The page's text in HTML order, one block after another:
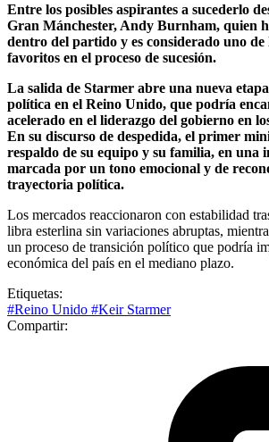
Entre los posibles aspirantes a sucederlo
Gran Mánchester, Andy Burnham, quien
dentro del partido y es considerado uno de
favoritos en el proceso de sucesión.
La salida de Starmer abre una nueva
política en el Reino Unido, que podría
acelerado en el liderazgo del gobierno en
En su discurso de despedida, el primer
respaldo de su equipo y su familia, en una
marcada por un tono emocional y de
trayectoria política.
Los mercados reaccionaron con estabilidad
libra esterlina sin variaciones abruptas,
un proceso de transición político que podría
económica del país en el mediano plazo.
Etiquetas:
#Reino Unido #Keir Starmer
Compartir: